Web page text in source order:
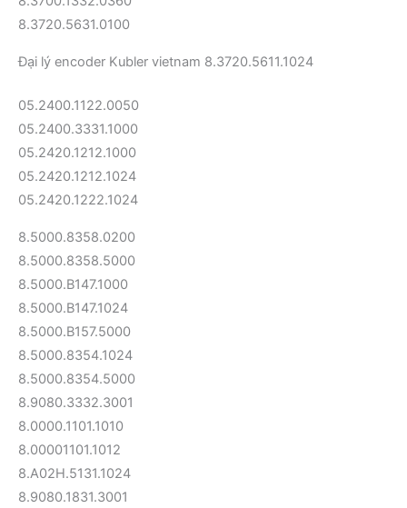
8.3720.5631.0100
Đại lý encoder Kubler vietnam 8.3720.5611.1024
05.2400.1122.0050
05.2400.3331.1000
05.2420.1212.1000
05.2420.1212.1024
05.2420.1222.1024
8.5000.8358.0200
8.5000.8358.5000
8.5000.B147.1000
8.5000.B147.1024
8.5000.B157.5000
8.5000.8354.1024
8.5000.8354.5000
8.9080.3332.3001
8.0000.1101.1010
8.00001101.1012
8.A02H.5131.1024
8.9080.1831.3001